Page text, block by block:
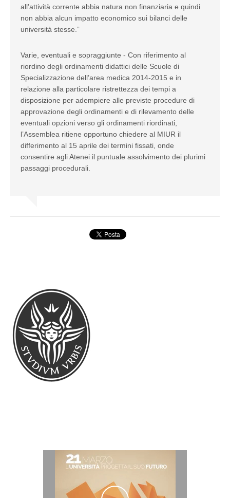
all’attività corrente abbia natura non finanziaria e quindi
non abbia alcun impatto economico sui bilanci delle
università stesse.”
Varie, eventuali e sopraggiunte - Con riferimento al
riordino degli ordinamenti didattici delle Scuole di
Specializzazione dell’area medica 2014-2015 e in
relazione alla particolare ristrettezza dei tempi a
disposizione per adempiere alle previste procedure di
approvazione degli ordinamenti e di rilevamento delle
eventuali opzioni verso gli ordinamenti riordinati,
l’Assemblea ritiene opportuno chiedere al MIUR il
differimento al 15 aprile dei termini fissati, onde
consentire agli Atenei il puntuale assolvimento dei plurimi
passaggi procedurali.